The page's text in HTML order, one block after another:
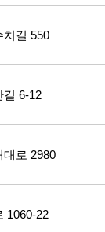
길 550
길 6-12
로 2980
1060-22